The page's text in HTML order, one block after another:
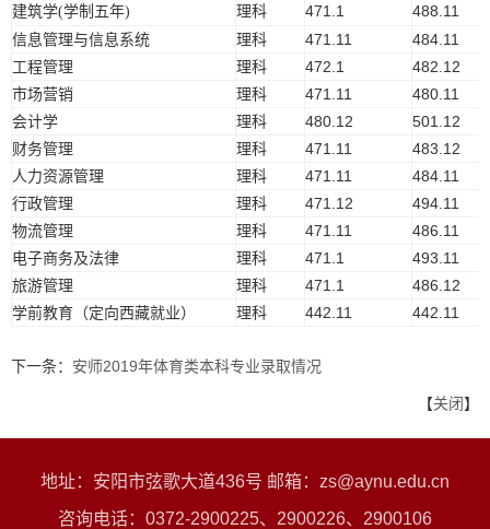
建筑学(学制五年) 理科 471.1
488.11
信息管理与信息系统
理科 471.11
484.11
工程管理
理科 472.1
482.12
市场营销
理科 471.11
480.11
会计学
理科 480.12
501.12
财务管理
理科 471.11
483.12
人力资源管理
理科 471.11
484.11
行政管理
理科 471.12
494.11
物流管理
理科 471.11
486.11
电子商务及法律
理科 471.1
493.11
旅游管理
理科 471.1
486.12
学前教育（定向西藏就业）
理科 442.11 442.11
下一条： 安师2019年体育类本科专业录取情况
【关闭】
地址：安阳市弦歌大道436号 邮箱：zs@aynu.edu.cn
咨询电话：0372-2900225、2900226、2900106